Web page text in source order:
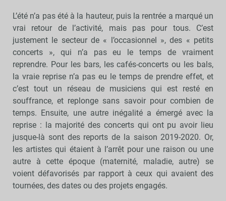
L’été n’a pas été à la hauteur, puis la rentrée a marqué un
vrai retour de l’activité, mais pas pour tous. C’est
justement le secteur de « l’occasionnel », des « petits
concerts », qui n’a pas eu le temps de vraiment
reprendre. Pour les bars, les cafés-concerts ou les bals,
la vraie reprise n’a pas eu le temps de prendre effet, et
c’est tout un réseau de musiciens qui est resté en
souffrance, et replonge sans savoir pour combien de
temps. Ensuite, une autre inégalité a émergé avec la
reprise : la majorité des concerts qui ont pu avoir lieu
jusque-là sont des reports de la saison 2019-2020. Or,
les artistes qui étaient à l’arrêt pour une raison ou une
autre à cette époque (maternité, maladie, autre) se
voient défavorisés par rapport à ceux qui avaient des
tournées, des dates ou des projets engagés.